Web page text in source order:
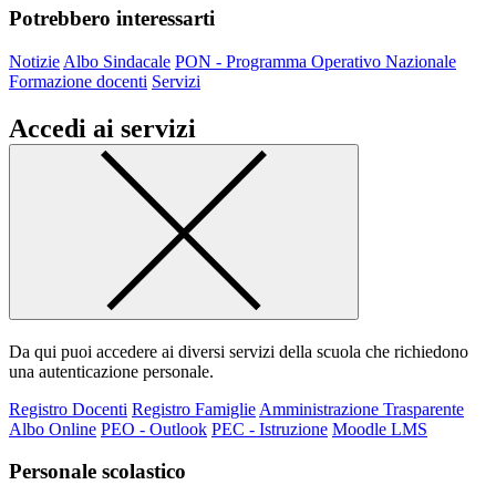
Potrebbero interessarti
Notizie Albo Sindacale PON - Programma Operativo Nazionale
Formazione docenti Servizi
Accedi ai servizi
Da qui puoi accedere ai diversi servizi della scuola che richiedono
una autenticazione personale.
Registro Docenti Registro Famiglie Amministrazione Trasparente
Albo Online PEO - Outlook PEC - Istruzione Moodle LMS
Personale scolastico